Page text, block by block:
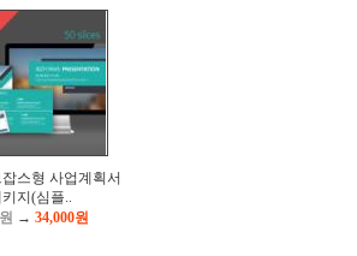
스형 사업계획서
키지(심플..
→ 34,000원